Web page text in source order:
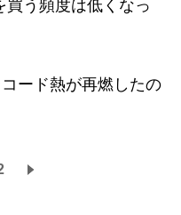
買う頻度は低くなっ
ード熱が再燃したの